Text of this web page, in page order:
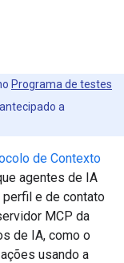
Programa de testes
a
de Contexto
agentes de IA
perfil e de contato
MCP da
de IA, como o
usando a